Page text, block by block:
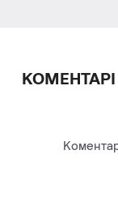
КОМЕНТАРІ